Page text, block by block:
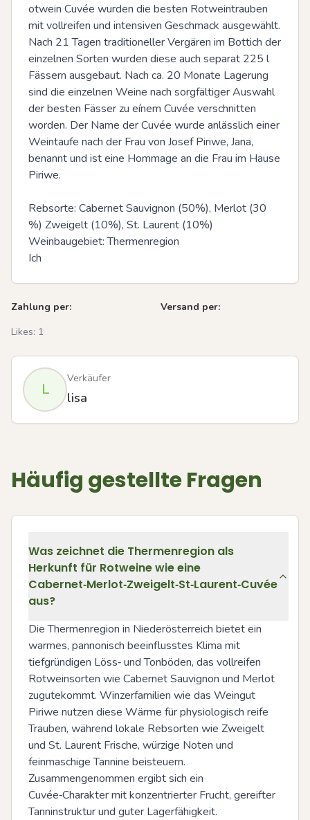
otwein Cuvée wurden die besten Rotweintrauben
mit vollreifen und intensiven Geschmack ausgewählt.
Nach 21 Tagen traditioneller Vergären im Bottich der
einzelnen Sorten wurden diese auch separat 225 l
Fässern ausgebaut. Nach ca. 20 Monate Lagerung
sind die einzelnen Weine nach sorgfältiger Auswahl
der besten Fässer zu eínem Cuvée verschnitten
worden. Der Name der Cuvée wurde anlässlich einer
Weintaufe nach der Frau von Josef Piriwe, Jana,
benannt und ist eine Hommage an die Frau im Hause
Piriwe.
Rebsorte: Cabernet Sauvignon (50%), Merlot (30
%) Zweigelt (10%), St. Laurent (10%)
Weinbaugebiet: Thermenregion
Ich
Zahlung per:
Versand per:
Likes: 1
L
Verkäufer
lisa
Häufig gestellte Fragen
Was zeichnet die Thermenregion als
Herkunft für Rotweine wie eine
Cabernet‑Merlot‑Zweigelt‑St‑Laurent‑Cuvée
aus?
Die Thermenregion in Niederösterreich bietet ein
warmes, pannonisch beeinflusstes Klima mit
tiefgründigen Löss‑ und Tonböden, das vollreifen
Rotweinsorten wie Cabernet Sauvignon und Merlot
zugutekommt. Winzerfamilien wie das Weingut
Piriwe nutzen diese Wärme für physiologisch reife
Trauben, während lokale Rebsorten wie Zweigelt
und St. Laurent Frische, würzige Noten und
feinmaschige Tannine beisteuern.
Zusammengenommen ergibt sich ein
Cuvée‑Charakter mit konzentrierter Frucht, gereifter
Tanninstruktur und guter Lagerfähigkeit.